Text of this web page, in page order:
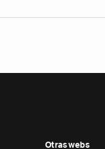
Otras webs